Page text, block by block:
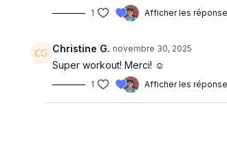
1 Afficher les
Christine G. novembre 30, 2025
Super workout! Merci! ☺️
1 Afficher les